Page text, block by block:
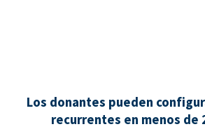
Los donantes pueden
recurrentes en menos de